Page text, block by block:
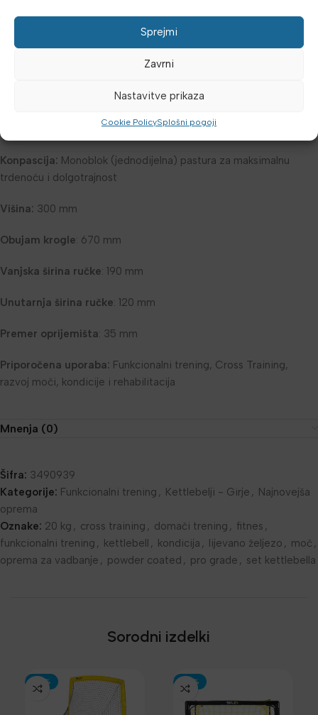
Sprejmi
Zavrni
Nastavitve prikaza
Cookie PolicySplošni pogoji
Finitura:Črni powder-coated premaz, gladak i odporen na
Ergonomska, s glatkom površinom za varen i
za 20 kg)
Konpascija: Monoblok (jednodijelna) pastura za maksimalnu
trdenoću i dolgotrajnost
Višina: 300 mm
Obujam krogle: 670 mm
Vanjska širina ručke: 190 mm
Unutarnja širina ručke: 120 mm
Premer oprijemišta: 35 mm
Priporočena uporaba: Funkcionalni trening, Cross Training,
razvoj moči, kondicije i rehabilitacija
Mnenja (0)
Šifra: 3490939
Kategorije: Funkcionalni trening , Kettlebelji - Girje , Najnovejša
oprema
Oznake: 20 kg , cross training , domači trening , fitnes ,
funkcionalni trening , kettlebell , kondicija , lijevano željezo , moč ,
oprema za vadbanje , powder coated , pro grade , set kettlebella
Sorodni izdelki
-30% -30%